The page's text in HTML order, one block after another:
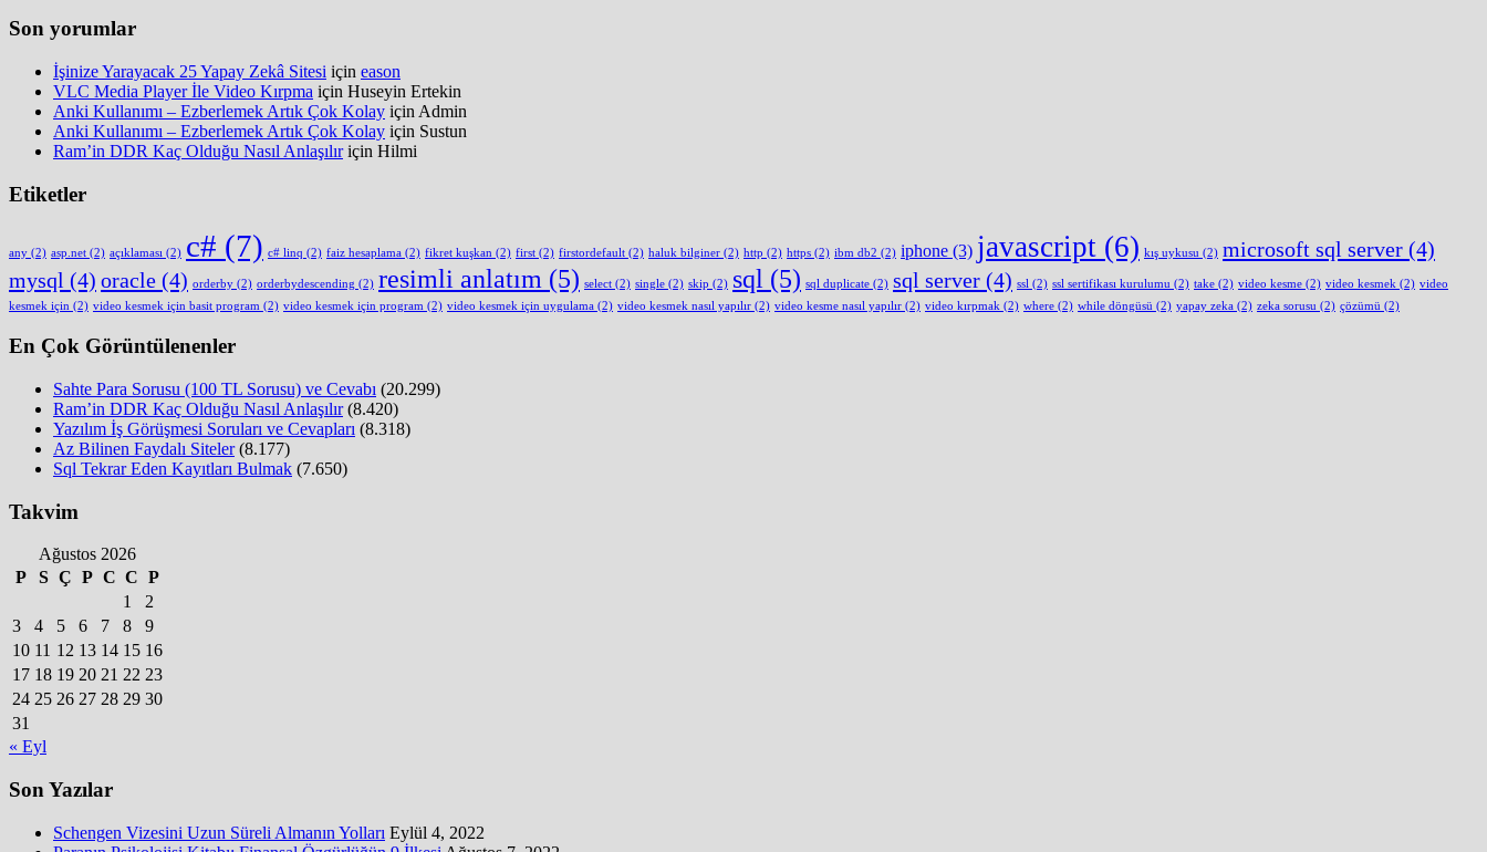
Son yorumlar
İşinize Yarayacak 25 Yapay Zekâ Sitesi için eason
VLC Media Player İle Video Kırpma için Huseyin Ertekin
Anki Kullanımı – Ezberlemek Artık Çok Kolay için Admin
Anki Kullanımı – Ezberlemek Artık Çok Kolay için Sustun
Ram’in DDR Kaç Olduğu Nasıl Anlaşılıriçin Hilmi
Etiketler
any (2) asp.net (2) açıklaması (2) c# (7) c# linq (2) faiz hesaplama (2) fikret kuşkan (2) first (2) firstordefault (2) haluk bilginer (2) http (2) https (2) ibm db2 (2) iphone (3) javascript (6) kış uykusu (2) microsoft sql server (4)
mysql (4) oracle (4) orderby (2) orderbydescending (2) resimli anlatım (5) select (2) single (2) skip (2) sql (5) sql duplicate (2) sql server (4) ssl (2) ssl sertifikası kurulumu (2) take (2) video kesme (2) video kesmek (2) video
kesmek için (2) video kesmek için basit program (2) video kesmek için program (2) video kesmek için uygulama (2) video kesmek nasıl yapılır (2) video kesme nasıl yapılır (2) video kırpmak (2) where (2) while döngüsü (2) yapay zeka (2) zeka sorusu (2) çözümü (2)
En Çok Görüntülenenler
Sahte Para Sorusu (100 TL Sorusu) ve Cevabı (20.299)
Ram’in DDR Kaç Olduğu Nasıl Anlaşılır (8.420)
Yazılım İş Görüşmesi Soruları ve Cevapları (8.318)
Az Bilinen Faydalı Siteler (8.177)
Sql Tekrar Eden Kayıtları Bulmak (7.650)
Takvim
Ağustos 2026
P
S Ç P C C P
1
2
3
4 5 6 7 8
9
10 11 12 13 14 15 16
17 18 19 20 21 22 23
24 25 26 27 28 29 30
31
« Eyl
Son Yazılar
Schengen Vizesini Uzun Süreli Almanın Yolları Eylül 4, 2022